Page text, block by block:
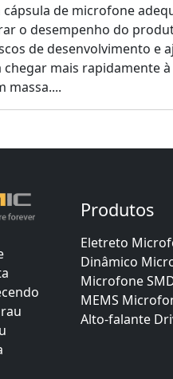
cápsula de microfone
o desempenho do
de desenvolvimento e
chegar mais rapidamente à
massa....
Produtos
Eletreto
Dinâmico
Microfone
MEMS
Alto-falante